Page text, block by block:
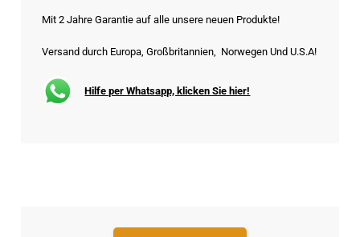
Mit 2 Jahre Garantie auf alle unsere neuen Produkte!
Versand durch Europa, Großbritannien, Norwegen Und U.S.A!
Hilfe per Whatsapp, klicken Sie hier!